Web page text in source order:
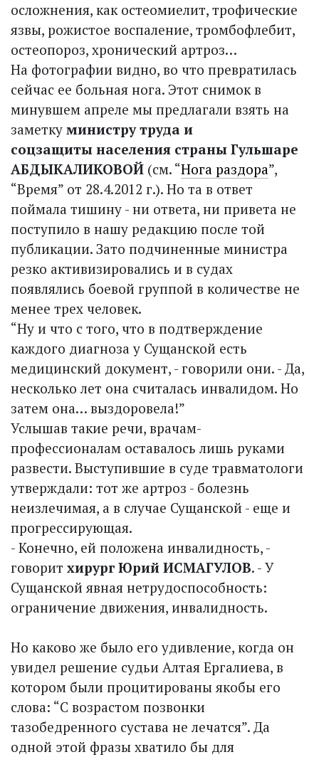
осложнения, как остео­миелит, трофические
язвы, рожис­тое воспаление, тромбофлебит,
остеопороз, хронический артроз…
На фотографии видно, во что превратилась
сейчас ее больная нога. Этот снимок в
минувшем апреле мы предлагали взять на
заметку министру труда и
соцзащиты населения страны Гульшаре
АБДЫКАЛИКОВОЙ (см. “Нога раздора”,
“Время” от 28.4.2012 г.). Но та в ответ
поймала тишину - ни ответа, ни привета не
поступило в нашу редакцию после той
публикации. Зато подчиненные министра
резко активизировались и в судах
появлялись боевой группой в количестве не
менее трех человек.
“Ну и что с того, что в подтверждение
каждого диагноза у Сущанской есть
медицинский документ, - говорили они. - Да,
несколько лет она считалась инвалидом. Но
затем она… выздоровела!”
Услышав такие речи, врачам-
профессионалам оставалось лишь руками
развести. Выступившие в суде травматологи
утверждали: тот же артроз - болезнь
неизлечимая, а в случае Сущанской - еще и
прогрессирующая.
- Конечно, ей положена инвалидность, -
говорит хирург Юрий ИСМАГУЛОВ. - У
Сущанской явная нетрудоспособность:
ограничение движения, инвалидность.
Но каково же было его удивление, когда он
увидел решение судьи Алтая Ергалиева, в
котором были процитированы якобы его
слова: “С возрастом позвонки
тазобедренного сустава не лечатся”. Да
одной этой фразы хватило бы для